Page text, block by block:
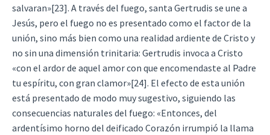
salvaran»[23]. A través del fuego, santa Gertrudis se une a
Jesús, pero el fuego no es presentado como el factor de la
unión, sino más bien como una realidad ardiente de Cristo y
no sin una dimensión trinitaria: Gertrudis invoca a Cristo
«con el ardor de aquel amor con que encomendaste al Padre
tu espíritu, con gran clamor»[24]. El efecto de esta unión
está presentado de modo muy sugestivo, siguiendo las
consecuencias naturales del fuego: «Entonces, del
ardentísimo horno del deificado Corazón irrumpió la llama